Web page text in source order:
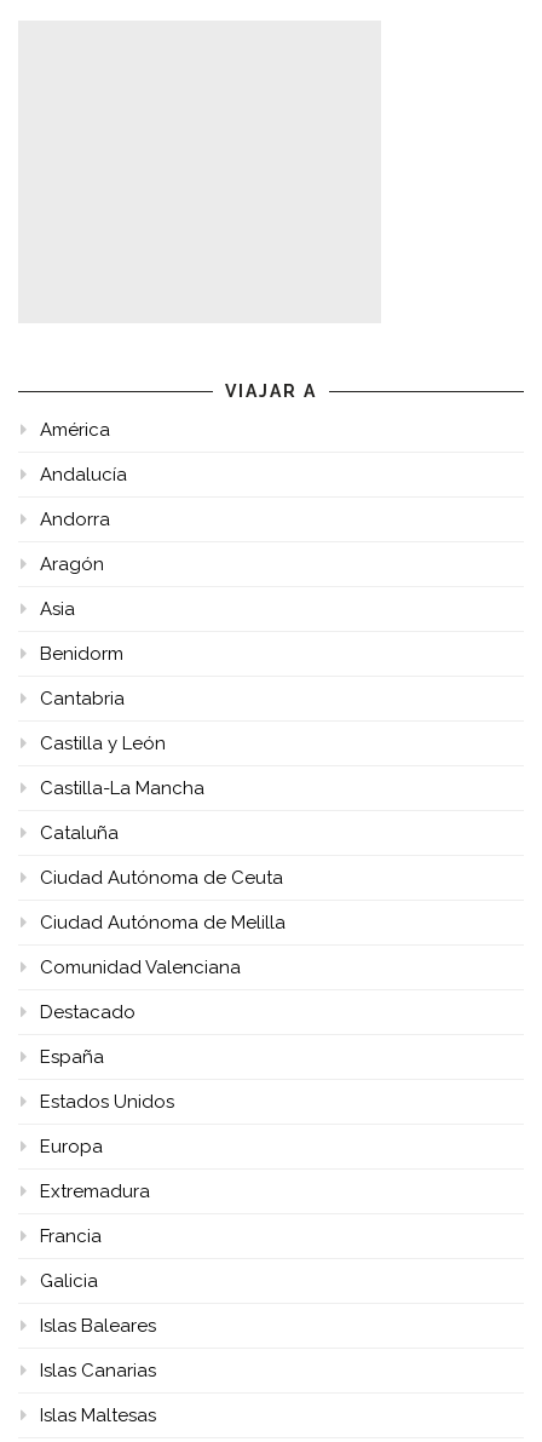
VIAJAR A
América
Andalucía
Andorra
Aragón
Asia
Benidorm
Cantabria
Castilla y León
Castilla-La Mancha
Cataluña
Ciudad Autónoma de Ceuta
Ciudad Autónoma de Melilla
Comunidad Valenciana
Destacado
España
Estados Unidos
Europa
Extremadura
Francia
Galicia
Islas Baleares
Islas Canarias
Islas Maltesas